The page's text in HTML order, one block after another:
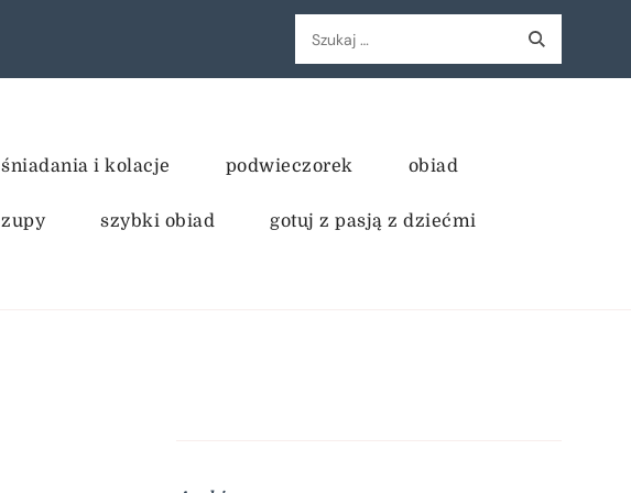
Szukaj:
śniadania i kolacje podwieczorek obiad
zupy szybki obiad gotuj z pasją z dziećmi